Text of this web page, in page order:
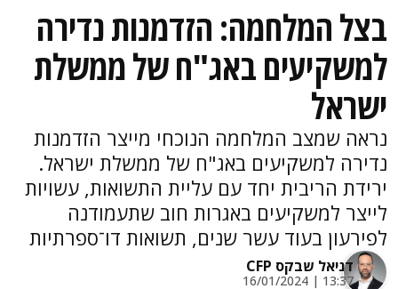
בצל המלחמה: הזדמנות נדירה
למשקיעים באג"ח של ממשלת
ישראל
נראה שמצב המלחמה הנוכחי מייצר הזדמנות
נדירה למשקיעים באג"ח של ממשלת ישראל.
ירידת הריבית יחד עם עליית התשואות, עשויות
לייצר למשקיעים באגרות חוב שתעמודנה
לפירעון בעוד עשר שנים, תשואות דו־ספרתיות
דניאל שבקס CFP
13:37 | 16/01/2024